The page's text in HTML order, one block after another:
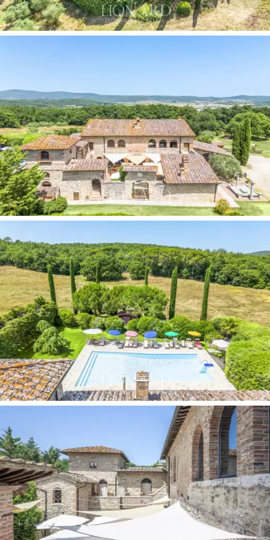
بمساحة 60 مترًا مربعًا مع طابق نصفي. تم إنشاء
المساحة بأكملها من الهيكل الأصلي للمزرعة القديمة،
ويؤدي الفناء الداخلي الكبير، ذو الأعمدة التاريخية
المحفوظة بشكل رائع، إلى المطعم الذي يتميز بغرفة
مشرقة ذات أقواس رائعة ومطبخ احترافي وثلاثة
حمامات. تشتمل المساحة الخارجية علىشرفة أرضية
مريحة ومسبح مع مساج مائي ومنطقة للحمامات
الشمسية
. يوفر العقار ما يقرب من 35 هكتارًا من
الأراضي، والتي تشملمناطق حرجية وبساتين زيتون
وكروم ومراعي للحيوانات، بالإضافة إلى بحيرتين
يقع منتجع السياحة الزراعية هذا، المنغمس في منطقة
شيانتي سينيز الرائعة، في موقع استراتيجي يضعه بين
مدينة سيينا الشهيرة وكورتونا الرائعة ومدينة أريتسو
الأترورية القديمة ومدينة مونتيبولسيانو الخلابة
المشهورة بنبيذها الأحمر الشهير.يوفر هذا الملجأ القديم
إقامة مريحة ومتجددةعلى اتصال وثيق بريف سيينا،
مما يسمح للضيوف بالاستمتاع بالمشي أو الرحلات
الاستكشافية بالدراجات الجبلية عبر الغابات المحيطة أو
ركوب الخيل الساحر على التلال المحيطة أو الاستمتاع
بالمياه الحرارية في المنطقة.